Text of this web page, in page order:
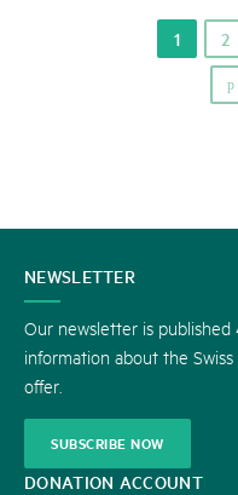
p
1 2
CONTACT
US
NEWSLETTER
Our newsletter is
information about the
offer.
SUBSCRIBE NOW
DONATION ACCOUNT